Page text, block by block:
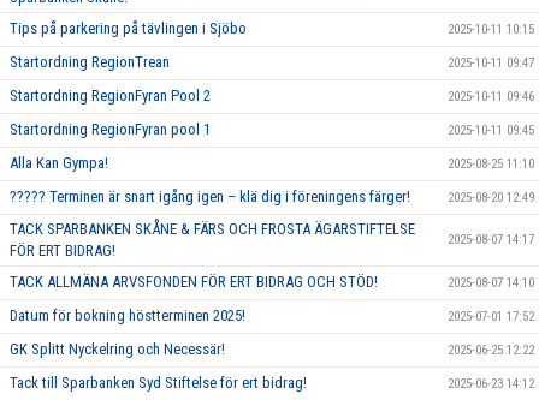
Tips på parkering på tävlingen i Sjöbo 2025-10-11 10:15
Startordning RegionTrean 2025-10-11 09:47
Startordning RegionFyran Pool 2 2025-10-11 09:46
Startordning RegionFyran pool 1 2025-10-11 09:45
Alla Kan Gympa! 2025-08-25 11:10
????? Terminen är snart igång igen – klä dig i föreningens färger! 2025-08-20 12:49
TACK SPARBANKEN SKÅNE & FÄRS OCH FROSTA ÄGARSTIFTELSE
FÖR ERT BIDRAG!
2025-08-07 14:17
TACK ALLMÄNA ARVSFONDEN FÖR ERT BIDRAG OCH STÖD! 2025-08-07 14:10
Datum för bokning höstterminen 2025! 2025-07-01 17:52
GK Splitt Nyckelring och Necessär! 2025-06-25 12:22
Tack till Sparbanken Syd Stiftelse för ert bidrag! 2025-06-23 14:12